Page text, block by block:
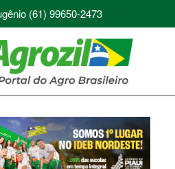
(61) 99650-2473